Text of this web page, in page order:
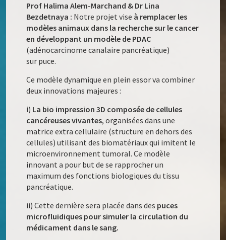
Prof Halima Alem-Marchand & Dr Lina
Bezdetnaya : Notre projet vise à remplacer les
modèles animaux dans la recherche sur le cancer
en développant un modèle de PDAC
(adénocarcinome canalaire pancréatique)
sur puce.
Ce modèle dynamique en plein essor va combiner
deux innovations majeures :
i) La bio impression 3D composée de cellules
cancéreuses vivantes, organisées dans une
matrice extra cellulaire (structure en dehors des
cellules) utilisant des biomatériaux qui imitent le
microenvironnement tumoral. Ce modèle
innovant a pour but de se rapprocher un
maximum des fonctions biologiques du tissu
pancréatique.
ii) Cette dernière sera placée dans des puces
microfluidiques pour simuler la circulation du
médicament dans le sang.